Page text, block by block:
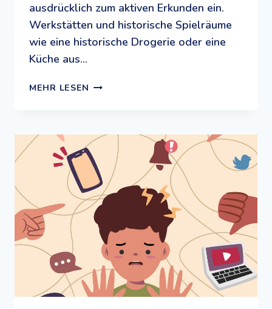
ausdrücklich zum aktiven Erkunden ein.
Werkstätten und historische Spielräume
wie eine historische Drogerie oder eine
Küche aus…
MEHR LESEN DAS
EIN
MUSEUM
SPEZIELL
FÜR
6-
BIS
14-
JÄHRIGE